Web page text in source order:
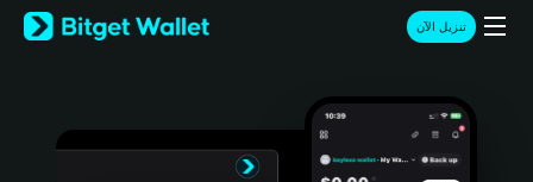
English
日本語
Türkçe
تنزيل الآن